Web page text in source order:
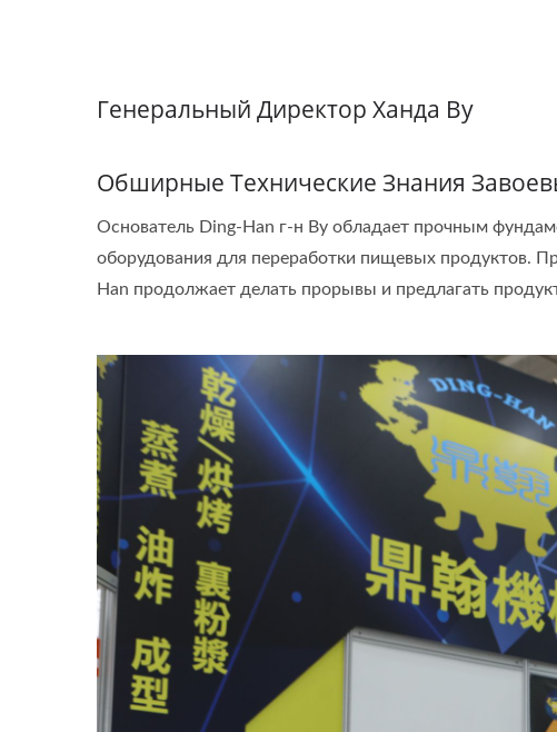
Генеральный Директор Ханда Ву
Обширные Технические Знания
Основатель Ding-Han г-н Ву обладает прочным
оборудования для переработки пищевых продуктов.
Han продолжает делать прорывы и предлагать